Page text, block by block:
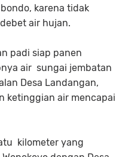
karena tidak
air hujan.
padi siap panen
air sungai jembatan
Desa Landangan,
ketinggian air mencapai
kilometer yang